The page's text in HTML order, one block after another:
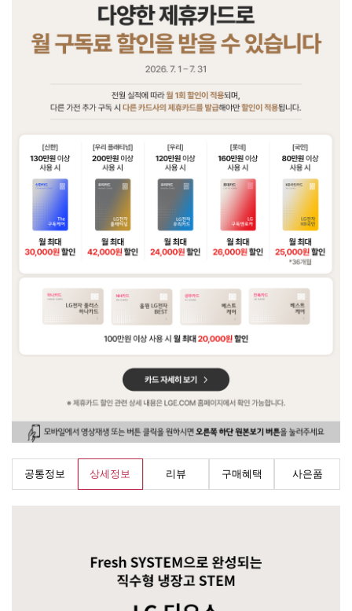
공통정보 상세정보 리뷰 구매혜택 사은품